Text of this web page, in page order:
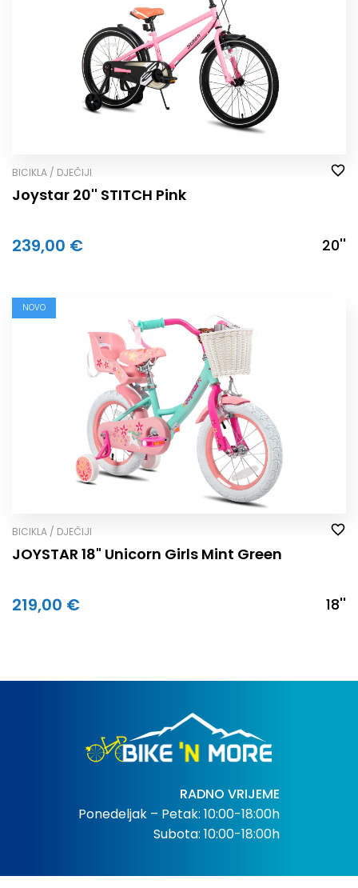
BICIKLA / DJEČIJI
Joystar 20'' STITCH Pink
239,00 € 20''
NOVO
BICIKLA / DJEČIJI
JOYSTAR 18" Unicorn Girls Mint Green
219,00 € 18''
RADNO VRIJEME
Ponedeljak – Petak: 10:00-18:00h
Subota: 10:00-18:00h